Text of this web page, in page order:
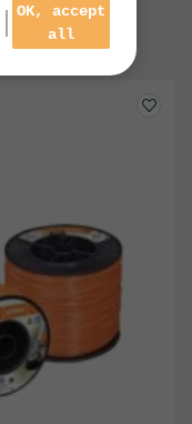
OK, accept
all